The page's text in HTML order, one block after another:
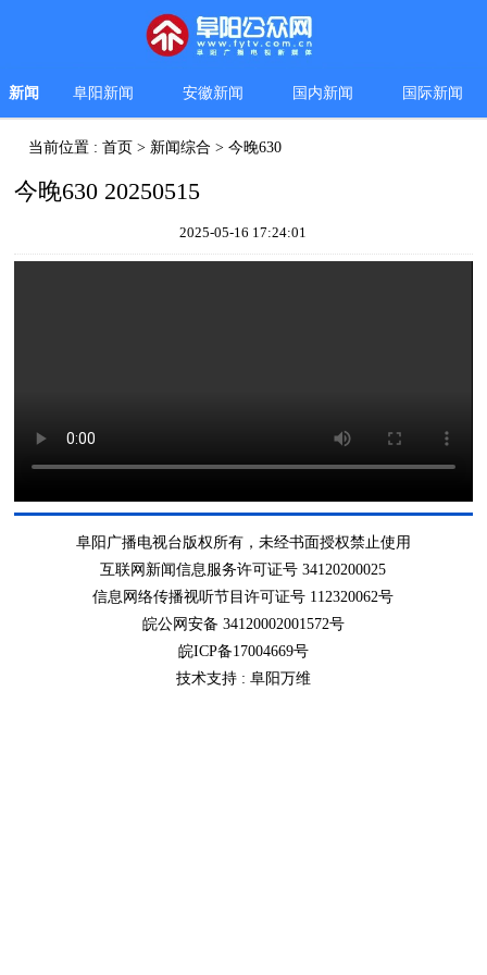
新闻 阜阳新闻 安徽新闻 国内新闻 国际新闻
当前位置 :首页 > 新闻综合 >今晚630
今晚630 20250515
2025-05-16 17:24:01
阜阳广播电视台版权所有，未经书面授权禁止使用
互联网新闻信息服务许可证号 34120200025
信息网络传播视听节目许可证号 112320062号
皖公网安备 34120002001572号
皖ICP备17004669号
技术支持 : 阜阳万维